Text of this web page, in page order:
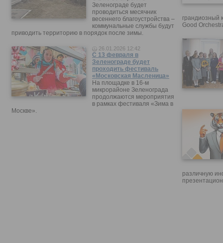
Зеленограде будет
проводиться месячник
весеннего благоустройства –
коммунальные службы будут
приводить территорию в порядок после зимы.
26.01.2026 12:42
С 13 февраля в
Зеленограде будет
проходить фестиваль
«Московская Масленица»
На площадке в 16-м
микрорайоне Зеленограда
продолжаются мероприятия
в рамках фестиваля «Зима в
Москве».
грандиозный
Good
различную